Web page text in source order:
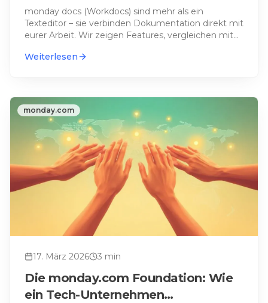
monday docs (Workdocs) sind mehr als ein
Texteditor – sie verbinden Dokumentation direkt mit
eurer Arbeit. Wir zeigen Features, vergleichen mit
Weiterlesen
monday.com
17. März 2026 3 min
Die monday.com Foundation: Wie
ein Tech-Unternehmen